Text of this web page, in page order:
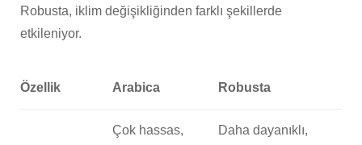
Robusta, iklim değişikliğinden farklı şekillerde
etkileniyor.
Özellik Arabica Robusta
Çok hassas,
Daha dayanıklı,